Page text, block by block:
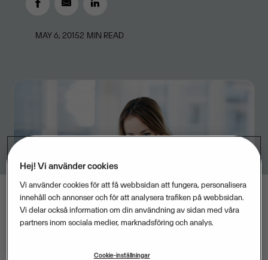
MAY 6, 20152 MIN READ
Hej! Vi använder cookies
Vi använder cookies för att få webbsidan att fungera, personalisera
innehåll och annonser och för att analysera trafiken på webbsidan.
Vi delar också information om din användning av sidan med våra
partners inom sociala medier, marknadsföring och analys.
Cookie-inställningar